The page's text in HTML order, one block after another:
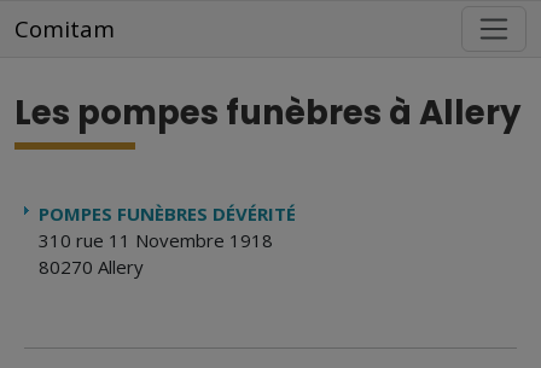
Comitam
Les pompes funèbres à Allery
POMPES FUNÈBRES DÉVÉRITÉ
310 rue 11 Novembre 1918
80270 Allery